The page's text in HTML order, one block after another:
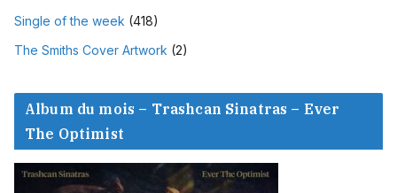
Single of the week (418)
The Smiths Cover Artwork (2)
Album du mois – Trashcan Sinatras – Ever
The Optimist